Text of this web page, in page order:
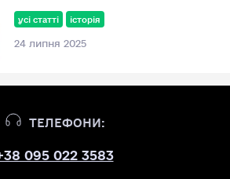
усі статті історія
24 липня 2025
ТЕЛЕФОНИ:
095 022 3583